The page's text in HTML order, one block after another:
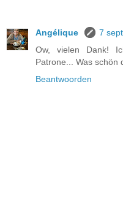
Angélique
7
Ow, vielen Dank!
Patrone... Was schön
Beantwoorden